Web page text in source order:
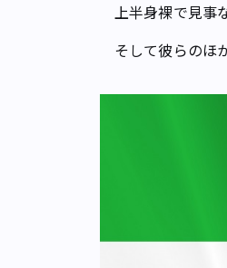
上半身裸で見事
そして彼らのほ